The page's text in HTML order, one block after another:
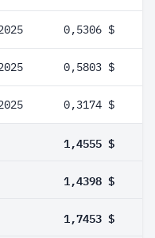
0,5306 $
0,5803 $
0,3174 $
1,4555 $
1,4398 $
1,7453 $